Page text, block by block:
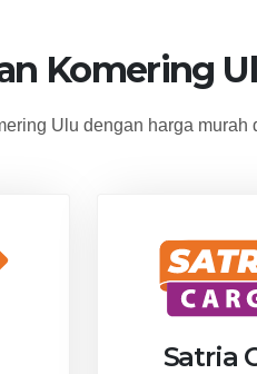
Komering
Ulu dengan harga murah
Satria